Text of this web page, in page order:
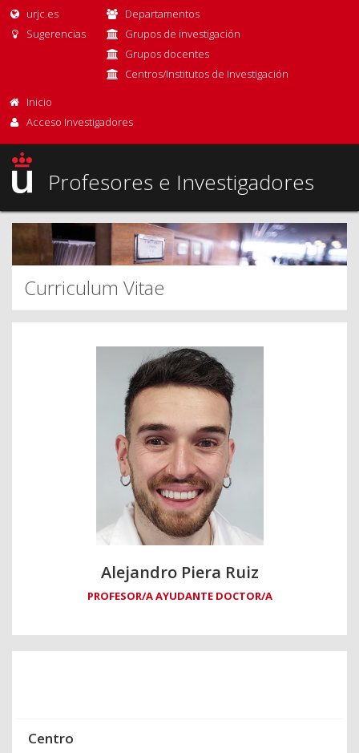
urjc.es
Sugerencias
Departamentos
Grupos de investigación
Grupos docentes
Centros/Institutos de Investigación
Inicio
Acceso Investigadores
Profesores e Investigadores
Curriculum Vitae
Alejandro Piera Ruiz
PROFESOR/A AYUDANTE DOCTOR/A
Centro